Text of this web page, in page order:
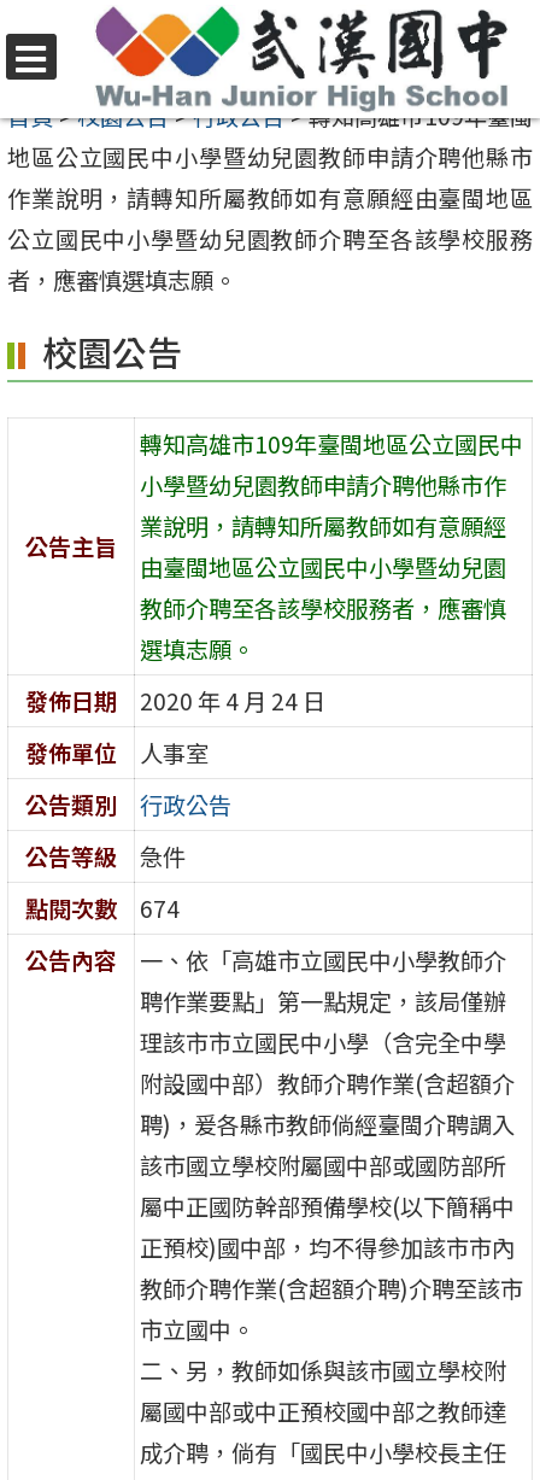
至
要
內
容
區
選
單
首頁>校園公告>行政公告>轉知高雄市109年臺閩
地區公立國民中小學暨幼兒園教師申請介聘他縣市
作業說明，請轉知所屬教師如有意願經由臺閩地區
公立國民中小學暨幼兒園教師介聘至各該學校服務
者，應審慎選填志願。
校園公告
公告主旨
轉知高雄市109年臺閩地區公立國民中
小學暨幼兒園教師申請介聘他縣市作
業說明，請轉知所屬教師如有意願經
由臺閩地區公立國民中小學暨幼兒園
教師介聘至各該學校服務者，應審慎
選填志願。
發佈日期
2020 年 4 月 24 日
發佈單位
人事室
公告類別
行政公告
公告等級
急件
點閱次數
674
公告內容
一、依「高雄市立國民中小學教師介
聘作業要點」第一點規定，該局僅辦
理該市市立國民中小學（含完全中學
附設國中部）教師介聘作業(含超額介
聘)，爰各縣市教師倘經臺閩介聘調入
該市國立學校附屬國中部或國防部所
屬中正國防幹部預備學校(以下簡稱中
正預校)國中部，均不得參加該市市內
教師介聘作業(含超額介聘)介聘至該市
市立國中。
二、另，教師如係與該市國立學校附
屬國中部或中正預校國中部之教師達
成介聘，倘有「國民中小學校長主任